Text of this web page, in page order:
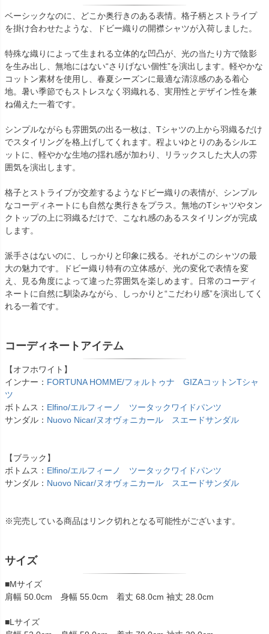
ベーシックなのに、どこか奥行きのある表情。格子柄とストライプ
を掛け合わせたような、ドビー織りの開襟シャツが入荷しました。
特殊な織りによって生まれる立体的な凹凸が、光の当たり方で陰影
を生み出し、無地にはない“さりげない個性”を演出します。軽やかな
コットン素材を使用し、春夏シーズンに最適な清涼感のある着心
地。暑い季節でもストレスなく羽織れる、実用性とデザイン性を兼
ね備えた一着です。
シンプルながらも雰囲気の出る一枚は、Tシャツの上から羽織るだけ
でスタイリングを格上げしてくれます。程よいゆとりのあるシルエ
ットに、軽やかな生地の揺れ感が加わり、リラックスした大人の雰
囲気を演出します。
格子とストライプが交差するようなドビー織りの表情が、シンプル
なコーディネートにも自然な奥行きをプラス。無地のTシャツやタン
クトップの上に羽織るだけで、こなれ感のあるスタイリングが完成
します。
派手さはないのに、しっかりと印象に残る。それがこのシャツの最
大の魅力です。ドビー織り特有の立体感が、光の変化で表情を変
え、見る角度によって違った雰囲気を楽しめます。日常のコーディ
ネートに自然に馴染みながら、しっかりと“こだわり感”を演出してく
れる一着です。
コーディネートアイテム
【オフホワイト】
インナー： FORTUNA HOMME/フォルトゥナ GIZAコットンTシャ
ツ
ボトムス： Elfino/エルフィーノ ツータックワイドパンツ
サンダル： Nuovo Nicar/ヌオヴォニカール スエードサンダル
【ブラック】
ボトムス： Elfino/エルフィーノ ツータックワイドパンツ
サンダル： Nuovo Nicar/ヌオヴォニカール スエードサンダル
※完売している商品はリンク切れとなる可能性がございます。
サイズ
■Mサイズ
肩幅 50.0cm 身幅 55.0cm 着丈 68.0cm 袖丈 28.0cm
■Lサイズ